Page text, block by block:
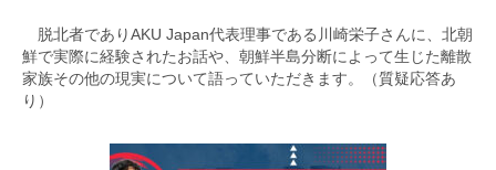
脱北者でありAKU Japan代表理事である川崎栄子さんに、北朝
鮮で実際に経験されたお話や、朝鮮半島分断によって生じた離散
家族その他の現実について語っていただきます。（質疑応答あ
り）